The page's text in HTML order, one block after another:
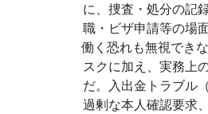
に、捜査・処分の記
職・ビザ申請等の場
働く恐れも無視でき
スクに加え、実務上
だ。入出金トラブル
過剰な本人確認要求